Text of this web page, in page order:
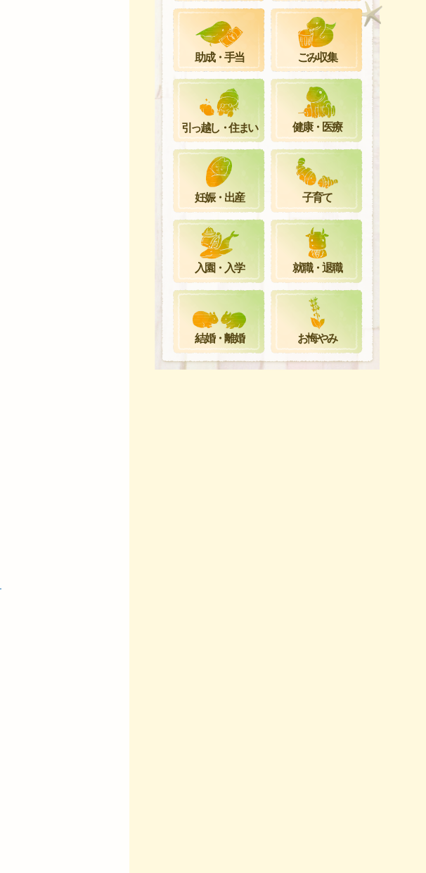
助成・手当 ごみ収集
引っ越し・住まい 健康・医療
妊娠・出産 子育て
入園・入学 就職・退職
結婚・離婚 お悔やみ